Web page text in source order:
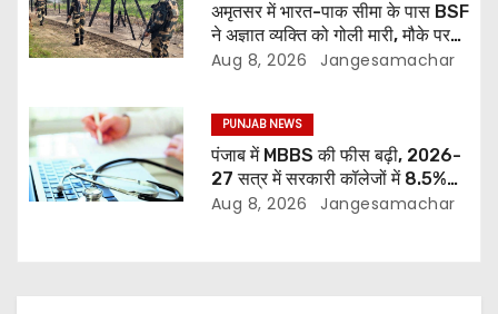
अमृतसर में भारत-पाक सीमा के पास BSF
ने अज्ञात व्यक्ति को गोली मारी, मौके पर
मौत
Aug 8, 2026 Jangesamachar
PUNJAB NEWS
पंजाब में MBBS की फीस बढ़ी, 2026-
27 सत्र में सरकारी कॉलेजों में 8.5%
और निजी सीटों पर 17.4% तक बढ़ोतरी
Aug 8, 2026 Jangesamachar